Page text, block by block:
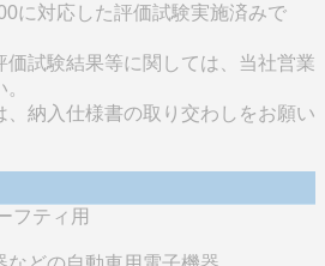
に対応した評価試験実施済みで
試験結果等に関しては、当社営業
、納入仕様書の取り交わしをお願い
フティ用